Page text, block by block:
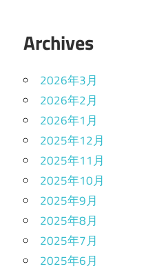
Archives
2026年3月
2026年2月
2026年1月
2025年12月
2025年11月
2025年10月
2025年9月
2025年8月
2025年7月
2025年6月